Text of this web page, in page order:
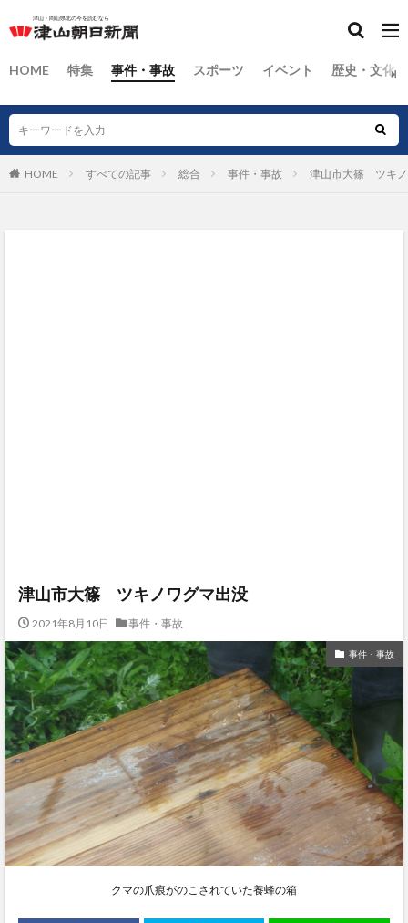
HOME 特集 事件・事故 スポーツ イベント 歴史・文化
HOME すべての記事 総合 事件・事故 津山市大篠 ツキ
津山市大篠 ツキノワグマ出没
2021年8月10日 事件・事故
事件・事故
クマの爪痕がのこされていた養蜂の箱